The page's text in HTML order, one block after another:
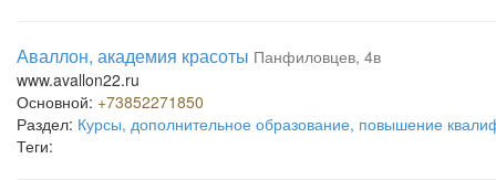
Аваллон, академия красоты Панфиловцев, 4в
www.avallon22.ru
Основной: +73852271850
Раздел: Курсы, дополнительное образование, повышение
Теги: